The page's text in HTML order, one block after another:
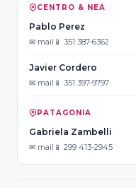
CENTRO & NEA
Pablo Perez
✉ mail 📱 351 387-6362
Javier Cordero
✉ mail 📱 351 397-9797
PATAGONIA
Gabriela Zambelli
✉ mail 📱 299 413-2945